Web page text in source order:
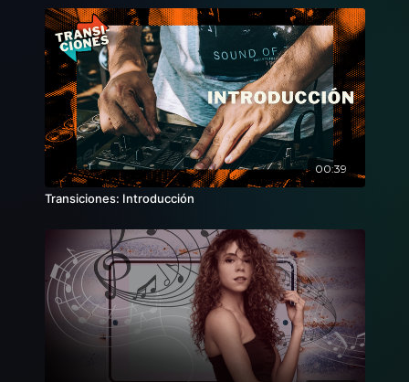
00:39
Transiciones: Introducción